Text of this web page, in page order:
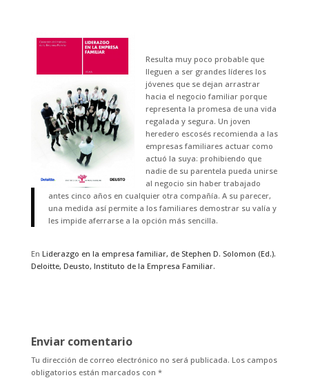
Resulta muy poco probable que
lleguen a ser grandes líderes los
jóvenes que se dejan arrastrar
hacia el negocio familiar porque
representa la promesa de una vida
regalada y segura. Un joven
heredero escosés recomienda a las
empresas familiares actuar como
actuó la suya: prohibiendo que
nadie de su parentela pueda unirse
al negocio sin haber trabajado
antes cinco años en cualquier otra compañía. A su parecer,
una medida así permite a los familiares demostrar su valía y
les impide aferrarse a la opción más sencilla.
En Liderazgo en la empresa familiar, de Stephen D. Solomon (Ed.).
Deloitte, Deusto, Instituto de la Empresa Familiar.
Enviar comentario
Tu dirección de correo electrónico no será publicada. Los campos
obligatorios están marcados con *